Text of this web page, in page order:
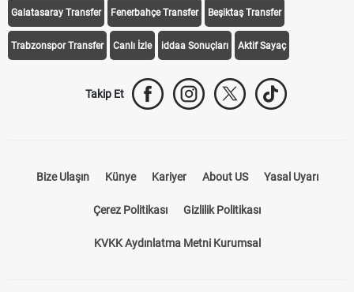
Galatasaray Transfer Fenerbahçe Transfer Beşiktaş Transfer
Trabzonspor Transfer Canlı İzle iddaa Sonuçları Aktif Sayaç
Takip Et
Bize Ulaşın Künye Kariyer About US Yasal Uyarı
Çerez Politikası Gizlilik Politikası
KVKK Aydınlatma Metni Kurumsal